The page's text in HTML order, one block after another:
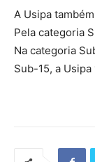
A Usipa
Pela categoria
Na categoria
Sub-15, a